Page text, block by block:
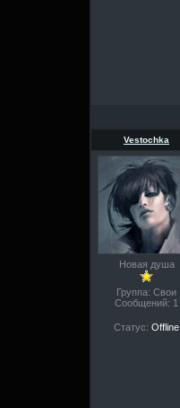
Vestochka
Новая душа
Группа: Свои
Сообщений: 1
Статус: Offline